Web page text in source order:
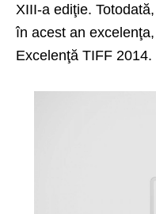
XIII-a ediţie.
în acest an
Excelenţă TIFF 2014.